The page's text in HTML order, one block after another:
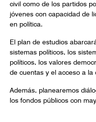
civil como de los partidos
jóvenes con capacidad de
en política.
El plan de estudios
sistemas políticos, los
políticos, los valores
de cuentas y el acceso a la
Además, planearemos
los fondos públicos con